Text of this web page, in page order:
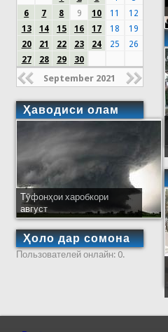
6
7 8 9 10 11
12
13
14 15 16 17 18
19
20
21 22 23 24 25
26
27
28 29 30
September 2021
Ҳаводиси олам
Тӯфонҳои харобкори
август
Ҳоло дар сомона
Пользователей онлайн: 0.